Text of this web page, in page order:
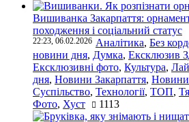
Вишиванка Закарпаття:
походження і соціальний статус
22:23, 06.02.2026 Аналітика, Без
новини дня, Думка, Ексклюзив
Ексклюзивні фото, Культура,
дня, Новини Закарпаття, Новини
Суспільство, Технології, ТОП,
Фото, Хуст 1113